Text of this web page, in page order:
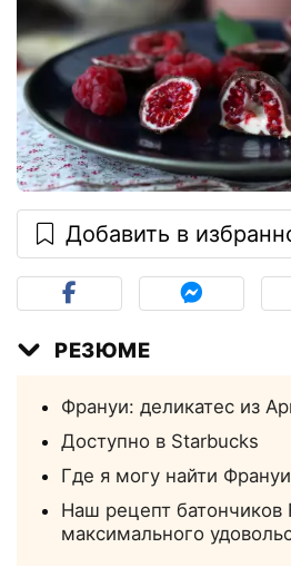
Добавить в
РЕЗЮМЕ
Франуи: деликатес из
Доступно в Starbucks
Где я могу найти
Наш рецепт батончиков
максимального